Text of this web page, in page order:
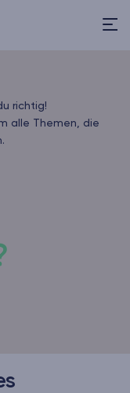
richtig!
alle Themen, die